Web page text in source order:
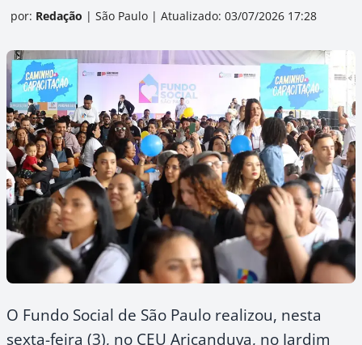
por: Redação | São Paulo | Atualizado: 03/07/2026 17:28
O Fundo Social de São Paulo realizou, nesta
sexta-feira (3), no CEU Aricanduva, no Jardim